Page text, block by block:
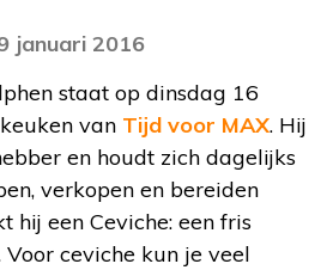
januari 2016
staat op dinsdag 16
van Tijd voor MAX. Hij
en houdt zich dagelijks
verkopen en bereiden
hij een Ceviche: een fris
ceviche kun je veel